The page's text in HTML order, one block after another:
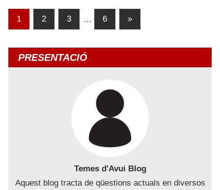
Paginació
les
1 2 3 … 6
Entrades
»
PRESENTACIÓ
Temes d'Avui Blog
Aquest blog tracta de qüestions actuals en diversos